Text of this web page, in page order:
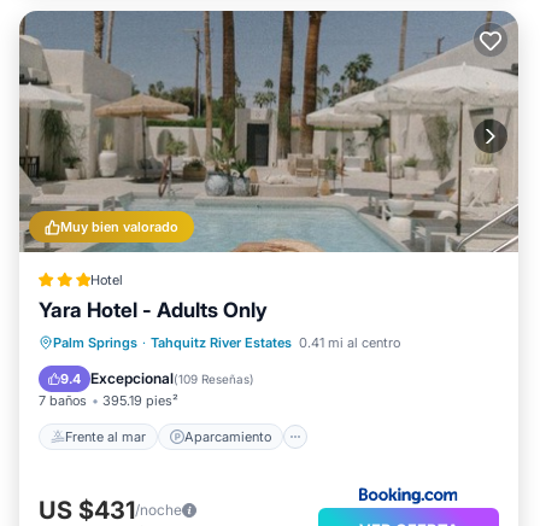
Muy bien valorado
Hotel
Yara Hotel - Adults Only
Palm Springs · Tahquitz River Estates 0.41 mi al centro
9.4 Excepcional(109 Reseñas)
7 baños 395.19 pies²
Frente al mar Aparcamiento
Frente al mar Aparcamiento
Piscina
Vista al mar
US $431/noche